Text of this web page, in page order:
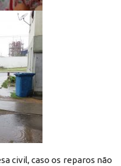
civil, caso os reparos não